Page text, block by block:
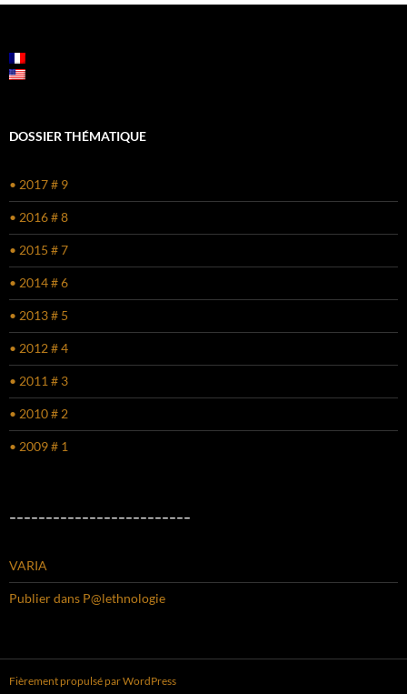
DOSSIER THÉMATIQUE
• 2017 # 9
• 2016 # 8
• 2015 # 7
• 2014 # 6
• 2013 # 5
• 2012 # 4
• 2011 # 3
• 2010 # 2
• 2009 # 1
–––––––––––––––––––––––––
VARIA
Publier dans P@lethnologie
Fièrement propulsé par WordPress